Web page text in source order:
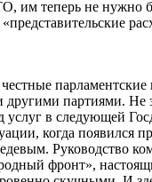
не нужно
партиями. Не
услуг в следующей
когда появился
Руководство
фронт»,